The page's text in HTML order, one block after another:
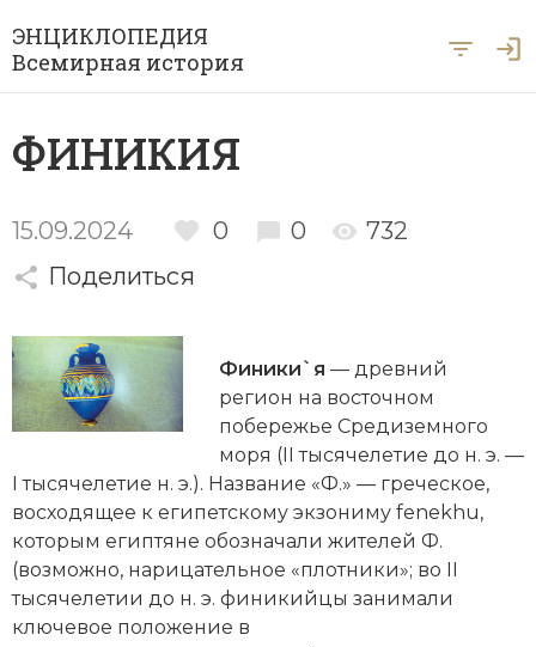
ЭНЦИКЛОПЕДИЯ
Всемирная история
Рубрики
Азия
Археология
Африка
Ближний Восток
Византия
Военная история
Генеалогия, геральдика
Государство и право
Античность
История Первобытного общества
История Средних веков
Новая история
Новейшая история
А … Я
Й К М Н О П Р С
У Ф Х Ч Ш Щ Ы Э
Ю Я
ФИНИКИЯ
15.09.2024 0 0
732
Поделиться
Финики`я — древний
регион на восточном
побережье Средиземного
моря (II тысячелетие до н. э. —
I тысячелетие н. э.). Название «Ф.» — греческое,
восходящее к египетскому экзониму fenekhu,
которым египтяне обозначали жителей Ф.
(возможно, нарицательное «плотники»; во II
тысячелетии до н. э. финикийцы занимали
ключевое положение в